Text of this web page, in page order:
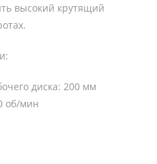
высокий крутящий
диска: 200 мм
об/мин